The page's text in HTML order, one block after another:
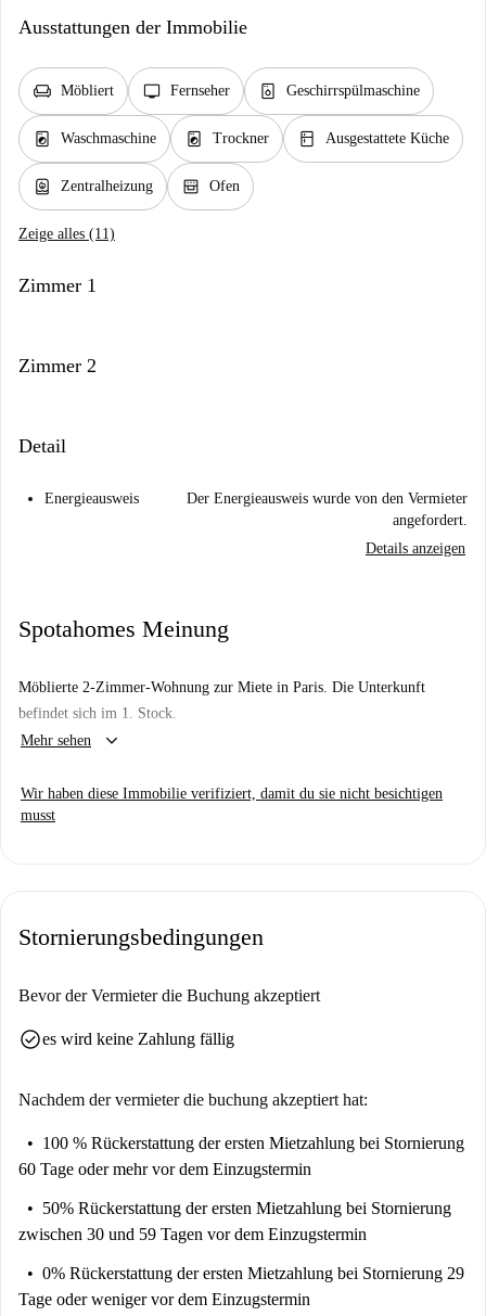
Ausstattungen der Immobilie
chair Möbliert tv Fernseher dishwasher_gen Geschirrspülmaschine
local_laundry_service Waschmaschine local_laundry_service Trockner kitchen Ausgestattete Küche
water_heater Zentralheizung oven_gen Ofen
Zeige alles (11)
Zimmer 1
Zimmer 2
Detail
Energieausweis
Der Energieausweis wurde von den Vermieter
angefordert.
Details anzeigen
Spotahomes Meinung
Möblierte 2-Zimmer-Wohnung zur Miete in Paris. Die Unterkunft
befindet sich im 1. Stock.
Mehr sehen
keyboard_arrow_down
Wir haben diese Immobilie verifiziert, damit du sie nicht besichtigen
musst
Stornierungsbedingungen
Bevor der Vermieter die Buchung akzeptiert
check_circlees wird keine Zahlung fällig
Nachdem der vermieter die buchung akzeptiert hat:
100 % Rückerstattung der ersten Mietzahlung bei Stornierung
60 Tage oder mehr vor dem Einzugstermin
50% Rückerstattung der ersten Mietzahlung bei Stornierung
zwischen 30 und 59 Tagen vor dem Einzugstermin
0% Rückerstattung der ersten Mietzahlung bei Stornierung 29
Tage oder weniger vor dem Einzugstermin